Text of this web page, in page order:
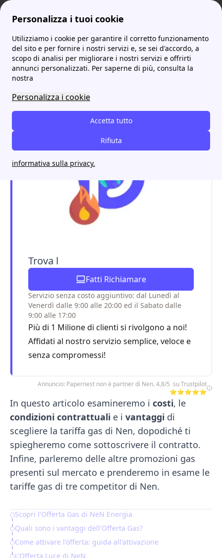
Personalizza i tuoi cookie
Utilizziamo i cookie per garantire il corretto funzionamento
del sito e per fornire i nostri servizi e, se sei d'accordo, a
scopo di analisi per migliorare i nostri servizi e offrirti
annunci personalizzati. Per saperne di più, consulta la
nostra
Personalizza i cookie
Accetta tutto
Rifiuta
informativa sulla privacy.
ProntoBolletta More NeN Luce e Gas: scopri tutte le offerte più convenienti per agosto 2026 Nen Offerta Gas: Guida Completa ai Costi e Vantaggi
Nen Offerta Gas: Guida
Completa ai Costi e
Vantaggi
Trova l
Fatti Richiamare
Servizio senza costo aggiuntivo: dal Lunedì al
Venerdì dalle 9:00 alle 20:00 ed il Sabato dalle
9:00 alle 17:00
Più di 1 Milione di clienti si rivolgono a noi!
Affidati al nostro servizio semplice, veloce e
senza compromessi!
Annuncio: Papernest non è partner di Nen. 4,8/5 su Trustpilot
⭐⭐⭐⭐⭐
In questo articolo esamineremo i costi, le
condizioni contrattuali e i vantaggi di
scegliere la tariffa gas di Nen, dopodiché ti
spiegheremo come sottoscrivere il contratto.
Infine, parleremo delle altre promozioni gas
presenti sul mercato e prenderemo in esame le
tariffe gas di tre competitor di Nen.
Table of Contents
Scopri l'Offerta Gas di NeN Energia
Quali sono i vantaggi dell'Offerta Gas?
Come attivare l'offerta: guida all'attivazione
L'Offerta Luce di NeN